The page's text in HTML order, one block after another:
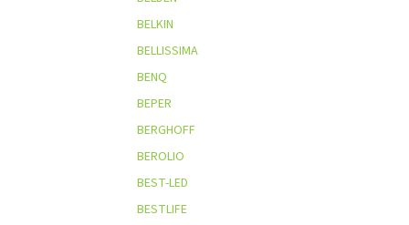
BELKIN
BELLISSIMA
BENQ
BEPER
BERGHOFF
BEROLIO
BEST-LED
BESTLIFE